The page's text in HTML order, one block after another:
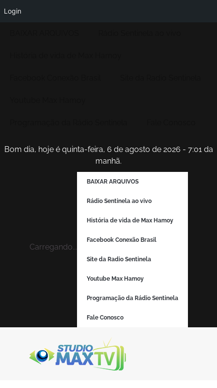
Bom dia, hoje é quinta-feira, 6 de agosto de 2026 - 7:01 da
manhã.
Carregando...
BAIXAR ARQUIVOS
Rádio Sentinela ao vivo
História de vida de Max Hamoy
Facebook Conexão Brasil
Site da Radio Sentinela
Youtube Max Hamoy
Programação da Rádio Sentinela
Fale Conosco
Login